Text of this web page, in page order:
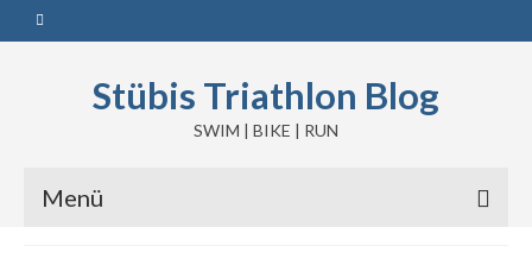
Stübis Triathlon Blog
SWIM | BIKE | RUN
Menü